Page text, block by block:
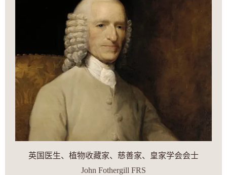
英国医生、植物收藏家、慈善家、皇家学会会士
John Fothergill FRS